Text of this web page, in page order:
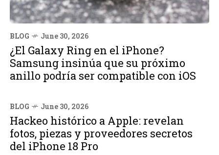
BLOG June 30, 2026
¿El Galaxy Ring en el iPhone?
Samsung insinúa que su próximo
anillo podría ser compatible con iOS
BLOG June 30, 2026
Hackeo histórico a Apple: revelan
fotos, piezas y proveedores secretos
del iPhone 18 Pro